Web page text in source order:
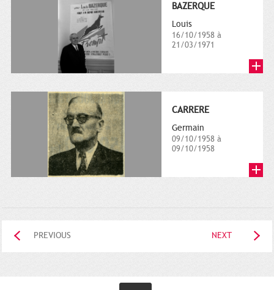
BAZERQUE
Louis
16/10/1958 à
21/03/1971
CARRERE
Germain
09/10/1958 à
09/10/1958
PREVIOUS NEXT